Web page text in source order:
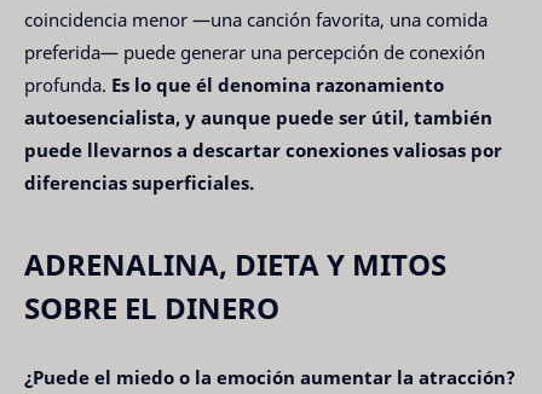
coincidencia menor —una canción favorita, una comida
preferida— puede generar una percepción de conexión
profunda. Es lo que él denomina razonamiento
autoesencialista, y aunque puede ser útil, también
puede llevarnos a descartar conexiones valiosas por
diferencias superficiales.
ADRENALINA, DIETA Y MITOS
SOBRE EL DINERO
¿Puede el miedo o la emoción aumentar la atracción?